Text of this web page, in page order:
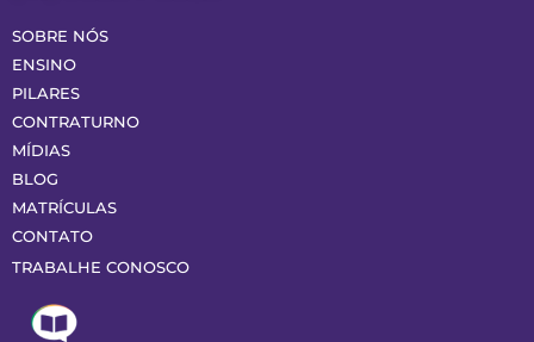
SOBRE NÓS
ENSINO
PILARES
CONTRATURNO
MÍDIAS
BLOG
MATRÍCULAS
CONTATO
TRABALHE CONOSCO